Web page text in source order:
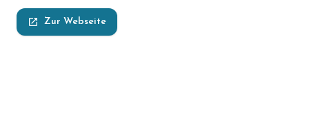
launch Zur Webseite